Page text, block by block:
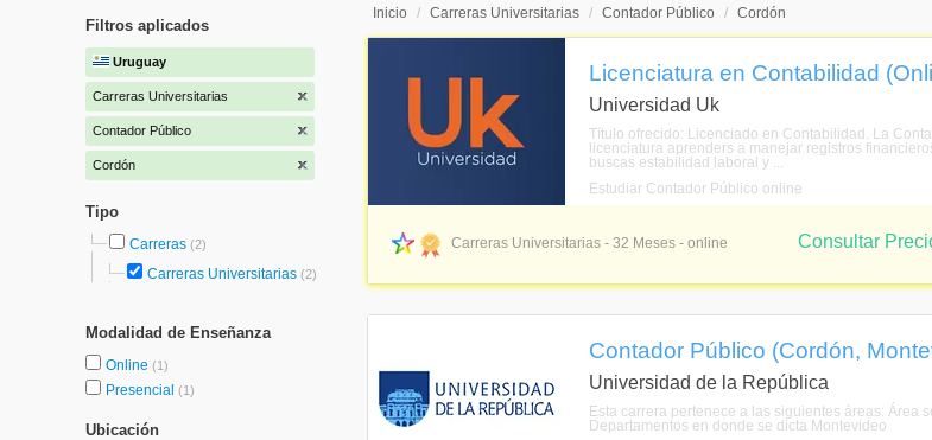
Filtros aplicados
Uruguay
Carreras Universitarias
Contador Público
Cordón
Tipo
Carreras (2)
Carreras Universitarias (2)
Modalidad de Enseñanza
Online (1)
Presencial (1)
Ubicación
Inicio / Carreras Universitarias / Contador Público / Cordón
Licenciatura en Contabilidad
Universidad Uk
Título ofrecido: Licenciado en Contabilidad. La
licenciatura aprenders a manejar registros
buscas estabilidad laboral y ...
Estudiar Contador Público online
Carreras Universitarias - 32 Meses - online Consultar
Contador Público (Cordón,
Universidad de la República
Esta carrera pertenece a las siguientes áreas: Área
Departamentos en donde se dicta Montevideo